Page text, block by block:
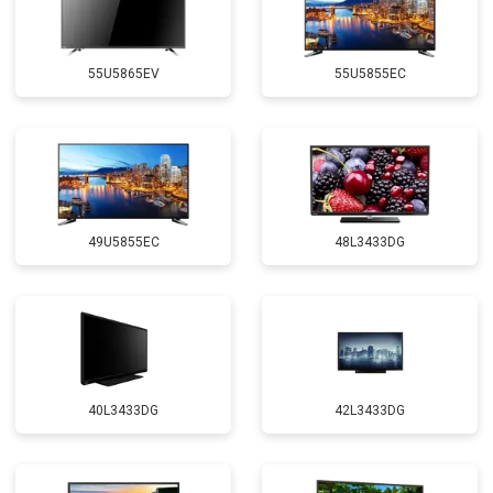
55U5865EV 55U5855EC
49U5855EC 48L3433DG
40L3433DG 42L3433DG